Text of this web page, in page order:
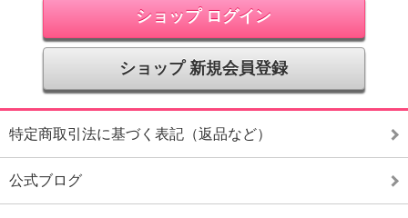
ショップ ログイン
ショップ 新規会員登録
特定商取引法に基づく表記（返品など）
公式ブログ